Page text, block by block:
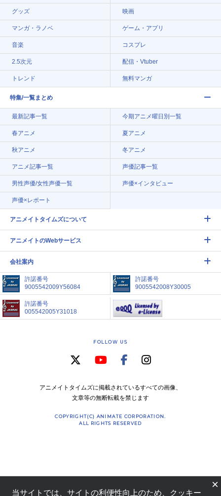
グッズ 映画
マンガ・ラノベ ゲーム・アプリ
音楽 コスプレ
2.5次元 配信・Vtuber
トレンド 無料マンガ
特集/一覧まとめ
最新記事一覧 今期アニメ曜日別一覧
春アニメ 夏アニメ
秋アニメ 冬アニメ
アニメ記事一覧 声優記事一覧
男性声優/女性声優一覧 声優×インタビュー
声優×レポート
アニメイトタイムズについて
アニメイトのWebサービス
会社案内
許諾番号
9005542009Y56084
許諾番号
9005542008Y30005
許諾番号
005542005Y31018
FOLLOW US
アニメイトタイムズに掲載されているすべての画像、
文章等の無断転載を禁じます
COPYRIGHT(C) ANIMATE CORPORATION.
ALL RIGHTS RESERVED
×
当サイトでは、サイトの利便性向上のため、クッキー